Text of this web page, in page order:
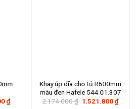
₫Giá
Khay úp dĩa cho tủ R600mm
màu đen Hafele 544.01.307
2.174.000₫ Giá
1.521.800₫Giá